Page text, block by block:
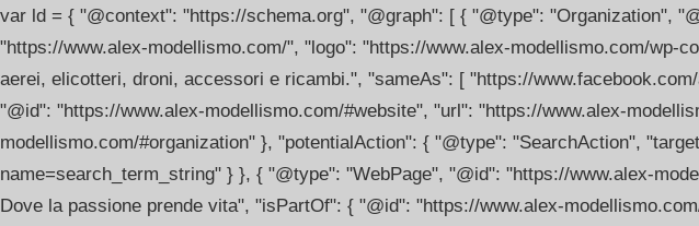
var ld = { "@context": "https://schema.org", "@graph": [ { "@type": "Organization",
"https://www.alex-modellismo.com/", "logo": "https://www.alex-modellismo.com/wp-
aerei, elicotteri, droni, accessori e ricambi.", "sameAs": [ "https://
"@id": "https://www.alex-modellismo.com/#website", "url": "https://www.alex-
modellismo.com/#organization" }, "potentialAction": { "@type": "SearchAction",
name=search_term_string" } }, { "@type": "WebPage", "@id": "https://www.alex-
Dove la passione prende vita", "isPartOf": { "@id": "https://www.alex-